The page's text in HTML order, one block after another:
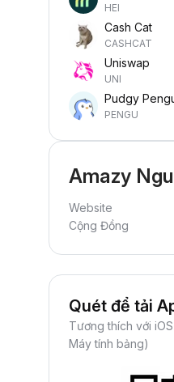
HEI
Cash Cat
CASHCAT
Uniswap
UNI
Pudgy
PENGU
Amazy
Website
Cộng Đồng
Quét để tải
Tương thích với
Máy tính bảng)